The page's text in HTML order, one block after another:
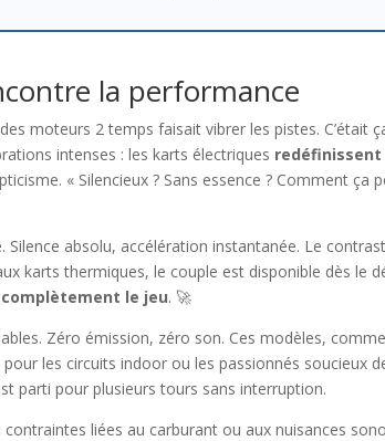
la performance
moteurs 2 temps faisait vibrer les pistes. C’était
intenses : les karts électriques redéfinissent
« Silencieux ? Sans essence ? Comment ça
absolu, accélération instantanée. Le
karts thermiques, le couple est disponible dès le
le jeu. 🚀
Zéro émission, zéro son. Ces modèles, comme
pour les circuits indoor ou les passionnés soucieux
parti pour plusieurs tours sans interruption.
contraintes liées au carburant ou aux nuisances